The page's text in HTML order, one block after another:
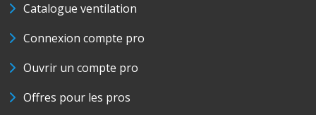
Catalogue ventilation
Connexion compte pro
Ouvrir un compte pro
Offres pour les pros